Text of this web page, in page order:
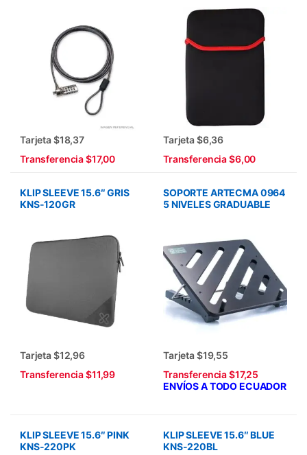
Tarjeta $18,37
Transferencia $17,00
Tarjeta $6,36
Transferencia $6,00
KLIP SLEEVE 15.6″ GRIS
KNS-120GR
Tarjeta $12,96
Transferencia $11,99
SOPORTE ARTECMA 0964
5 NIVELES GRADUABLE
Tarjeta $19,55
Transferencia $17,25
ENVÍOS A TODO ECUADOR
KLIP SLEEVE 15.6″ PINK
KNS-220PK
KLIP SLEEVE 15.6″ BLUE
KNS-220BL